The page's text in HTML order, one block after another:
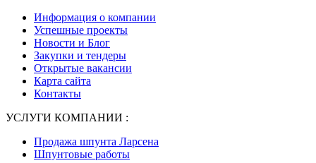
Информация о компании
Успешные проекты
Новости и Блог
Закупки и тендеры
Открытые вакансии
Карта сайта
Контакты
УСЛУГИ КОМПАНИИ :
Продажа шпунта Ларсена
Шпунтовые работы